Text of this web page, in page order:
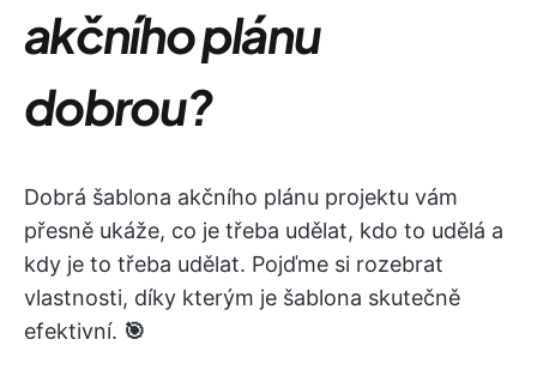
akčního plánu
dobrou?
Dobrá šablona akčního plánu projektu vám
přesně ukáže, co je třeba udělat, kdo to udělá a
kdy je to třeba udělat. Pojďme si rozebrat
vlastnosti, díky kterým je šablona skutečně
efektivní. 🎯